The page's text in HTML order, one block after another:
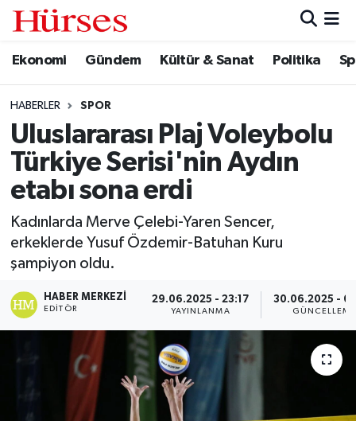
Ekonomi Gündem Kültür & Sanat Politika
HABERLER SPOR
Uluslararası Plaj Voleybolu
Türkiye Serisi'nin Aydın
etabı sona erdi
Kadınlarda Merve Çelebi-Yaren Sencer,
erkeklerde Yusuf Özdemir-Batuhan Kuru
şampiyon oldu.
HABER MERKEZI
EDITÖR
29.06.2025 - 23:17
YAYINLANMA
30.06.2025 -
GÜNCELLEME
Ekonomi
Gündem
Kültür & Sanat
Politika
Spor
Turizm
Hava Durumu
Trafik Durumu
Süper Lig Puan Durumu ve Fikstür
Tüm Manşetler
Son Dakika Haberleri
Haber Arşivi